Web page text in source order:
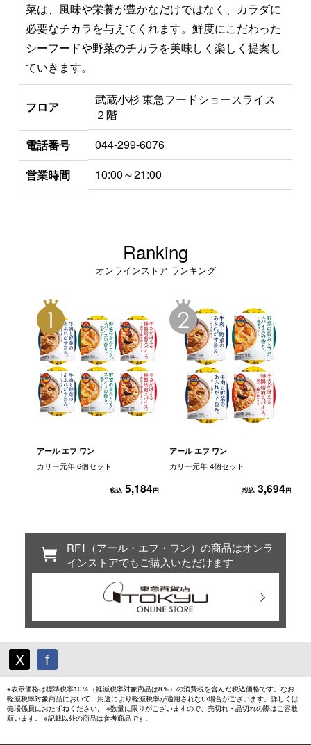
菜は、風味や栄養が豊かなだけではなく、カラダに
必要なチカラを与えてくれます。鮮度にこだわった
シーフードや野菜のチカラを美味しく楽しく提案し
ていきます。
フロア
武蔵小杉 東急フードショースライス
２階
電話番号
044-299-6076
営業時間
10:00～21:00
Ranking
オンラインストア ランキング
アール エフ ワン
カリー元年 6個セット
税込 5,184円
アール エフ ワン
カリー元年 4個セット
税込 3,694円
RF1（アール・エフ・ワン）の商品はオンラ
インストアでもご購入いただけます
X f
※表示価格は標準税率10％（軽減税率対象商品は8％）の消費税を含んだ税込価格です。なお、
軽減税率対象商品において、用途により軽減税率が適用されない場合がございます。詳しくは
売場係員におたずねください。 ※数量に限りがございますので、売切れ・品切れの際はご容赦
願います。 ※記載以外の商品は参考商品です。